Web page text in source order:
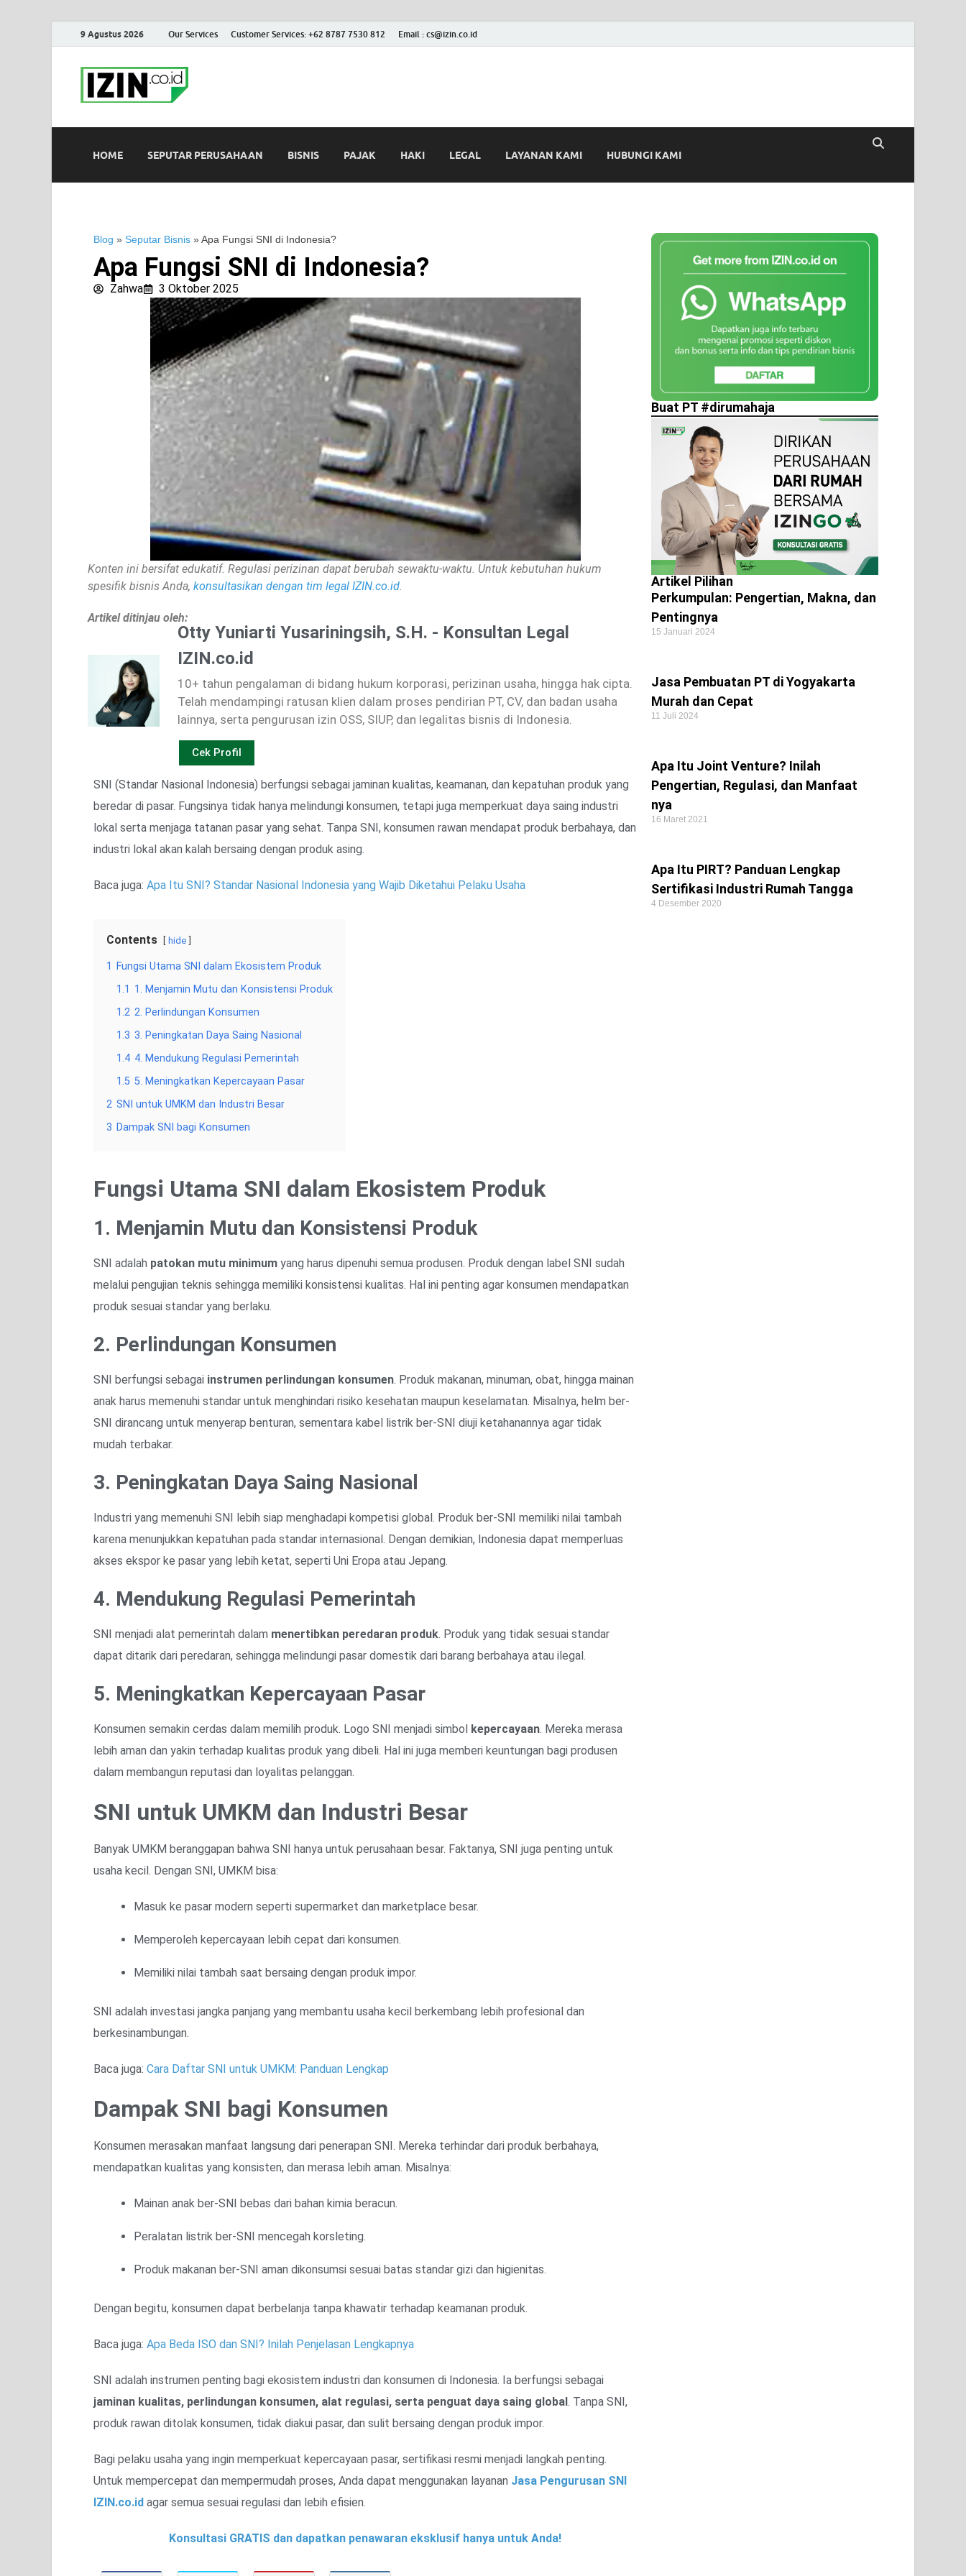
9 Agustus 2026 Our Services Customer Services: +62 8787 7530 812 Email : cs@izin.co.id
HOME SEPUTAR PERUSAHAAN BISNIS PAJAK HAKI LEGAL LAYANAN KAMI HUBUNGI KAMI
Blog » Seputar Bisnis » Apa Fungsi SNI di Indonesia?
Apa Fungsi SNI di Indonesia?
Zahwa 3 Oktober 2025
Konten ini bersifat edukatif. Regulasi perizinan dapat berubah sewaktu-waktu. Untuk kebutuhan hukum
spesifik bisnis Anda, konsultasikan dengan tim legal IZIN.co.id.
Artikel ditinjau oleh:
Otty Yuniarti Yusariningsih, S.H. - Konsultan Legal
IZIN.co.id
10+ tahun pengalaman di bidang hukum korporasi, perizinan usaha, hingga hak cipta.
Telah mendampingi ratusan klien dalam proses pendirian PT, CV, dan badan usaha
lainnya, serta pengurusan izin OSS, SIUP, dan legalitas bisnis di Indonesia.
Cek Profil
SNI (Standar Nasional Indonesia) berfungsi sebagai jaminan kualitas, keamanan, dan kepatuhan produk yang
beredar di pasar. Fungsinya tidak hanya melindungi konsumen, tetapi juga memperkuat daya saing industri
lokal serta menjaga tatanan pasar yang sehat. Tanpa SNI, konsumen rawan mendapat produk berbahaya, dan
industri lokal akan kalah bersaing dengan produk asing.
Baca juga: Apa Itu SNI? Standar Nasional Indonesia yang Wajib Diketahui Pelaku Usaha
Contents hide
1
Fungsi Utama SNI dalam Ekosistem Produk
1.1 1. Menjamin Mutu dan Konsistensi Produk
1.2 2. Perlindungan Konsumen
1.3 3. Peningkatan Daya Saing Nasional
1.4 4. Mendukung Regulasi Pemerintah
1.5 5. Meningkatkan Kepercayaan Pasar
2 SNI untuk UMKM dan Industri Besar
3 Dampak SNI bagi Konsumen
Fungsi Utama SNI dalam Ekosistem Produk
1. Menjamin Mutu dan Konsistensi Produk
SNI adalah patokan mutu minimum yang harus dipenuhi semua produsen. Produk dengan label SNI sudah
melalui pengujian teknis sehingga memiliki konsistensi kualitas. Hal ini penting agar konsumen mendapatkan
produk sesuai standar yang berlaku.
2. Perlindungan Konsumen
SNI berfungsi sebagai instrumen perlindungan konsumen. Produk makanan, minuman, obat, hingga mainan
anak harus memenuhi standar untuk menghindari risiko kesehatan maupun keselamatan. Misalnya, helm ber-
SNI dirancang untuk menyerap benturan, sementara kabel listrik ber-SNI diuji ketahanannya agar tidak
mudah terbakar.
3. Peningkatan Daya Saing Nasional
Industri yang memenuhi SNI lebih siap menghadapi kompetisi global. Produk ber-SNI memiliki nilai tambah
karena menunjukkan kepatuhan pada standar internasional. Dengan demikian, Indonesia dapat memperluas
akses ekspor ke pasar yang lebih ketat, seperti Uni Eropa atau Jepang.
4. Mendukung Regulasi Pemerintah
SNI menjadi alat pemerintah dalam menertibkan peredaran produk. Produk yang tidak sesuai standar
dapat ditarik dari peredaran, sehingga melindungi pasar domestik dari barang berbahaya atau ilegal.
5. Meningkatkan Kepercayaan Pasar
Konsumen semakin cerdas dalam memilih produk. Logo SNI menjadi simbol kepercayaan. Mereka merasa
lebih aman dan yakin terhadap kualitas produk yang dibeli. Hal ini juga memberi keuntungan bagi produsen
dalam membangun reputasi dan loyalitas pelanggan.
SNI untuk UMKM dan Industri Besar
Banyak UMKM beranggapan bahwa SNI hanya untuk perusahaan besar. Faktanya, SNI juga penting untuk
usaha kecil. Dengan SNI, UMKM bisa:
Masuk ke pasar modern seperti supermarket dan marketplace besar.
Memperoleh kepercayaan lebih cepat dari konsumen.
Memiliki nilai tambah saat bersaing dengan produk impor.
SNI adalah investasi jangka panjang yang membantu usaha kecil berkembang lebih profesional dan
berkesinambungan.
Baca juga: Cara Daftar SNI untuk UMKM: Panduan Lengkap
Dampak SNI bagi Konsumen
Konsumen merasakan manfaat langsung dari penerapan SNI. Mereka terhindar dari produk berbahaya,
mendapatkan kualitas yang konsisten, dan merasa lebih aman. Misalnya:
Mainan anak ber-SNI bebas dari bahan kimia beracun.
Peralatan listrik ber-SNI mencegah korsleting.
Produk makanan ber-SNI aman dikonsumsi sesuai batas standar gizi dan higienitas.
Dengan begitu, konsumen dapat berbelanja tanpa khawatir terhadap keamanan produk.
Baca juga: Apa Beda ISO dan SNI? Inilah Penjelasan Lengkapnya
SNI adalah instrumen penting bagi ekosistem industri dan konsumen di Indonesia. Ia berfungsi sebagai
jaminan kualitas, perlindungan konsumen, alat regulasi, serta penguat daya saing global. Tanpa SNI,
produk rawan ditolak konsumen, tidak diakui pasar, dan sulit bersaing dengan produk impor.
Bagi pelaku usaha yang ingin memperkuat kepercayaan pasar, sertifikasi resmi menjadi langkah penting.
Untuk mempercepat dan mempermudah proses, Anda dapat menggunakan layanan Jasa Pengurusan SNI
IZIN.co.id agar semua sesuai regulasi dan lebih efisien.
Konsultasi GRATIS dan dapatkan penawaran eksklusif hanya untuk Anda!
Buat PT #dirumahaja
Artikel Pilihan
Perkumpulan: Pengertian, Makna, dan
Pentingnya
15 Januari 2024
Jasa Pembuatan PT di Yogyakarta
Murah dan Cepat
11 Juli 2024
Apa Itu Joint Venture? Inilah
Pengertian, Regulasi, dan Manfaat
nya
16 Maret 2021
Apa Itu PIRT? Panduan Lengkap
Sertifikasi Industri Rumah Tangga
4 Desember 2020